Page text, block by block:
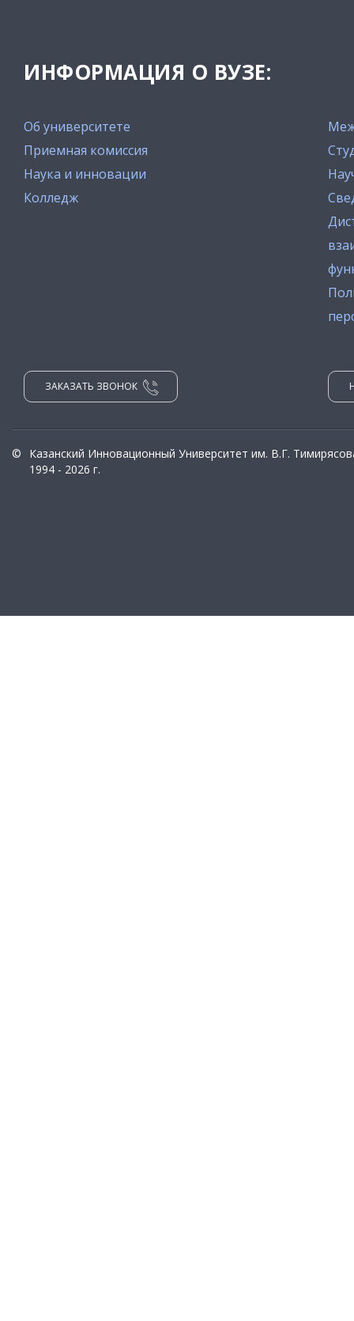
ИНФОРМАЦИЯ О ВУЗЕ:
Об университете
Приемная комиссия
Наука и инновации
Колледж
ЗАКАЗАТЬ ЗВОНОК
©
Казанский Инновационный Университет им. В.Г.
1994 - 2026 г.